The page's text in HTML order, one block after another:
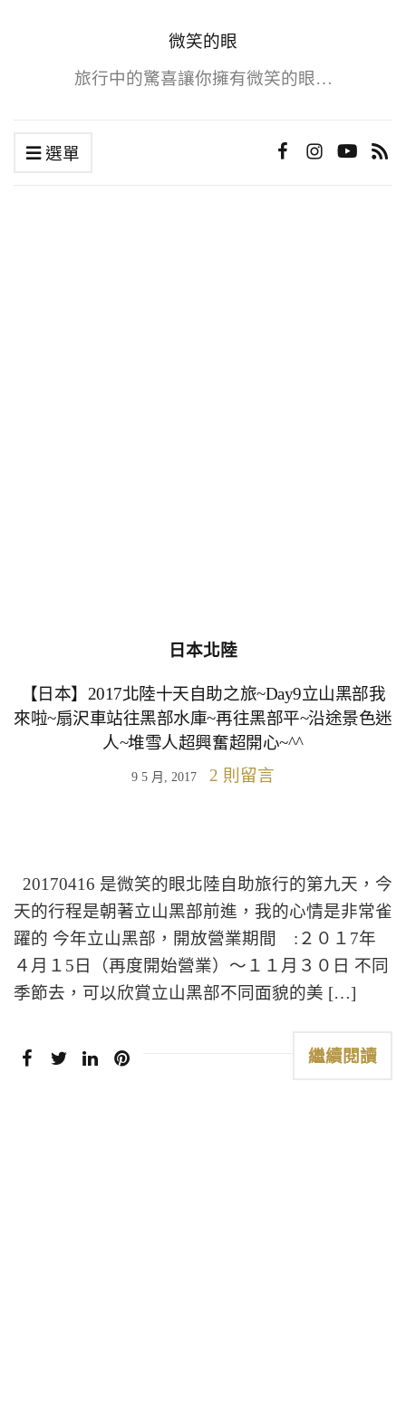
微笑的眼
旅行中的驚喜讓你擁有微笑的眼…
選單
日本北陸
【日本】2017北陸十天自助之旅~Day9立山黑部我
來啦~扇沢車站往黑部水庫~再往黑部平~沿途景色迷
人~堆雪人超興奮超開心~^^
9 5 月, 2017 2 則留言
20170416 是微笑的眼北陸自助旅行的第九天，今
天的行程是朝著立山黑部前進，我的心情是非常雀
躍的 今年立山黑部，開放營業期間 :２０１7年
４月１5日（再度開始營業）～１１月３０日 不同
季節去，可以欣賞立山黑部不同面貌的美 […]
繼續閱讀